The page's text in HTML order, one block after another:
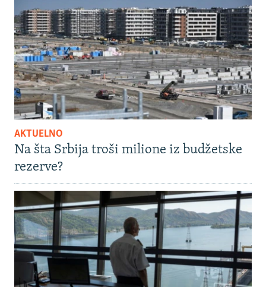
AKTUELNO
Na šta Srbija troši milione iz budžetske
rezerve?